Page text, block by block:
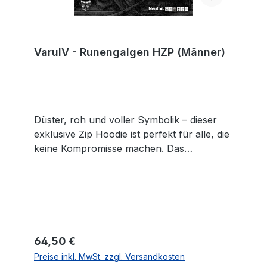
Alltag✔ Für Fans von kompromisslosem
VarulV - Runengalgen HZP (Männer)
Düster, roh und voller Symbolik – dieser
exklusive Zip Hoodie ist perfekt für alle, die
keine Kompromisse machen. Das
Schädeln und verworrenen Ästen – ein
Sinnbild für die Kälte und Dunkelheit, die
Varulvs Musik ausmacht. Die Ärmel tragen
Regulärer Preis:
64,50 €
Preise inkl. MwSt. zzgl. Versandkosten